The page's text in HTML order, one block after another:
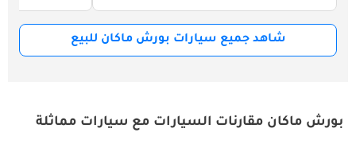
شاهد جميع سيارات بورش ماكان للبيع
بورش ماكان مقارنات السيارات مع سيارات مماثلة